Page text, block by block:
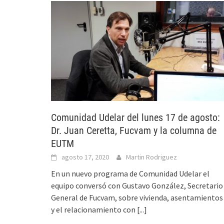
Comunidad Udelar del lunes 17 de agosto:
Dr. Juan Ceretta, Fucvam y la columna de
EUTM
agosto 17, 2020 Martin Rodriguez
En un nuevo programa de Comunidad Udelar el
equipo conversó con Gustavo González, Secretario
General de Fucvam, sobre vivienda, asentamientos
y el relacionamiento con [...]